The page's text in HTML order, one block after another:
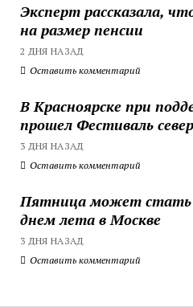
Эксперт рассказала,
на размер пенсии
2 ДНЯ НАЗАД
Оставить комментарий
В Красноярске при
прошел Фестиваль
3 ДНЯ НАЗАД
Оставить комментарий
Пятница может
днем лета в Москве
3 ДНЯ НАЗАД
Оставить комментарий